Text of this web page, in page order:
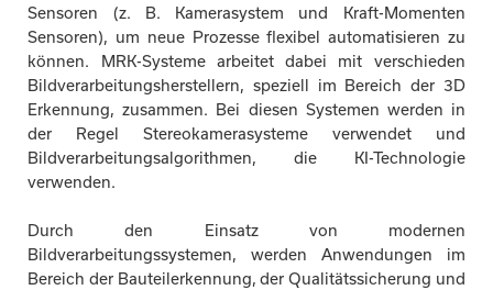
Sensoren (z. B. Kamerasystem und Kraft-Momenten
Sensoren), um neue Prozesse flexibel automatisieren zu
können. MRK-Systeme arbeitet dabei mit verschieden
Bildverarbeitungsherstellern, speziell im Bereich der 3D
Erkennung, zusammen. Bei diesen Systemen werden in
der Regel Stereokamerasysteme verwendet und
Bildverarbeitungsalgorithmen, die KI-Technologie
verwenden.
Durch den Einsatz von modernen
Bildverarbeitungssystemen, werden Anwendungen im
Bereich der Bauteilerkennung, der Qualitätssicherung und